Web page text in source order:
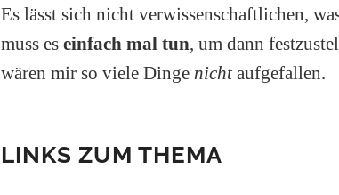
Es lässt sich nicht verwissenschaftlichen,
muss es einfach mal tun, um dann
wären mir so viele Dinge nichtaufgefallen.
LINKS ZUM THEMA